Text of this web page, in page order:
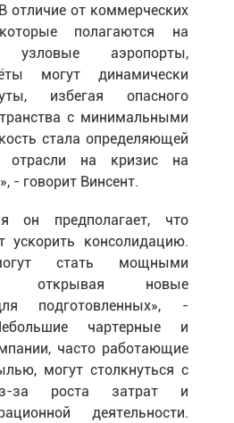
отличие от коммерческих
полагаются на
узловые аэропорты,
могут динамически
избегая опасного
с минимальными
стала определяющей
отрасли на кризис на
- говорит Винсент.
предполагает, что
ускорить консолидацию.
стать мощными
открывая новые
подготовленных», -
чартерные и
часто работающие
могут столкнуться с
за роста затрат и
деятельности.